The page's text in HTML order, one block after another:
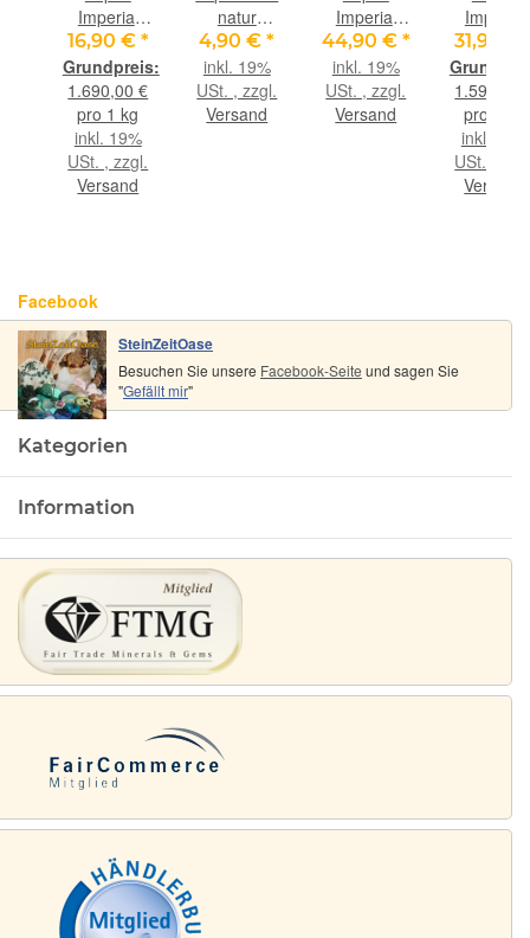
Imperial
natur
(Goldtopas)
Kristalle /
Rohsteine /
Wassersteine
- Rarität -
ca. 10 g
16,90 € *
1.690,00 €
pro 1 kg
inkl. 19%
USt. , zzgl.
Versand
natur
Trommelsteine
- Rarität -
Sonderqualität
- ca. 0,9 -
4,90 €*
inkl. 19%
USt. , zzgl.
Versand
Imperial
gold-rosè
Kristall
natur -
Anhänger
44,90 € *
inkl. 19%
USt. , zzgl.
Versand
Imperial
natur
Kristalle /
- Rarität -
ca. 20 g
31,90 €
1.595,00
pro 1 kg
inkl. 19%
USt. ,
Versand
Facebook
SteinZeitOase
Besuchen Sie unsere Facebook-Seite und sagen Sie
"Gefällt mir"
Kategorien
Information